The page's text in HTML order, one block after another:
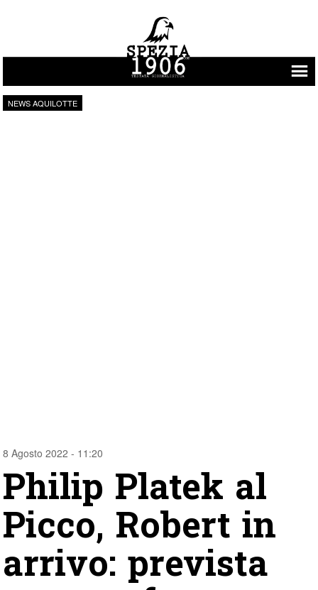
Vai al contenuto
NEWS AQUILOTTE
8 Agosto 2022 - 11:20
Philip Platek al
Picco, Robert in
arrivo: prevista